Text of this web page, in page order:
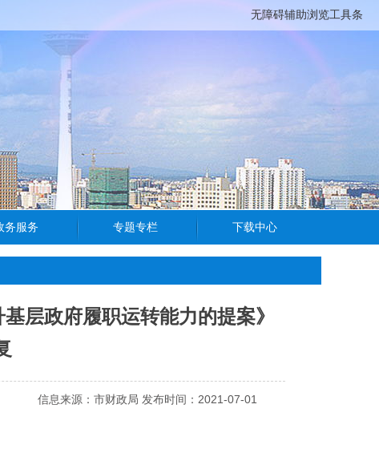
无障碍辅助浏览工具条
层政府履职运转能力的提案》
信息来源：市财政局 发布时间：2021-07-01